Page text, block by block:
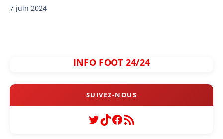
7 juin 2024
INFO FOOT 24/24
Twitter
TikTok
Facebook
Flux RSS